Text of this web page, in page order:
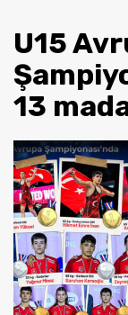
U15
13